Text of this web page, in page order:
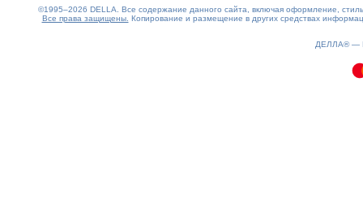
©1995–2026 DELLA. Все содержание данного сайта, включая оформление,
Все права защищены. Копирование и размещение в других средствах
ДЕЛЛА® —